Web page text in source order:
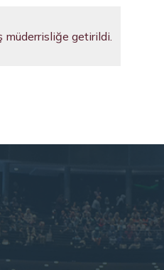
müderrisliğe getirildi.